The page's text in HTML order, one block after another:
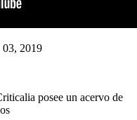
03, 2019
posee un acervo de